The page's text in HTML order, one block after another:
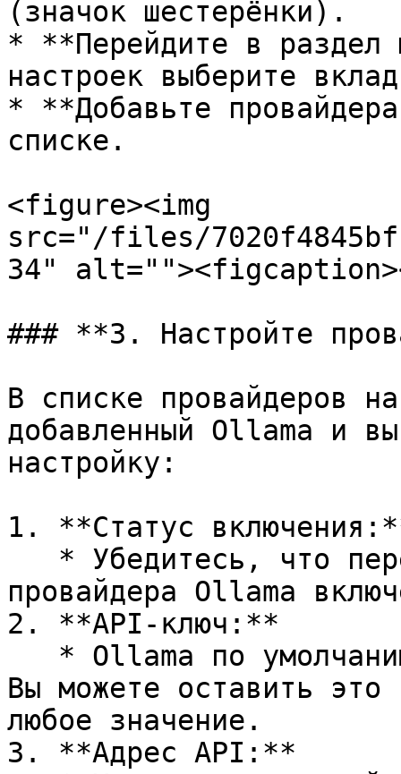
(значок шестерёнки).
* **Перейдите в раздел
настроек выберите
* **Добавьте
списке.
<figure><img
src="/files/
34"
### **3. Настройте
В списке провайдеров
добавленный Ollama и
настройку:
1. **Статус
провайдера Ollama
2. **API-ключ:**
Вы можете оставить
любое значение.
3. **Адрес API:**